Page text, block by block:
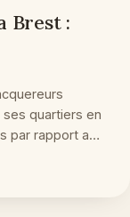
Brest :
quartiers en
par rapport a…